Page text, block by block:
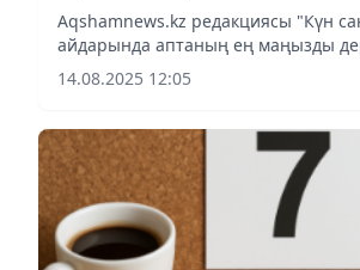
Аqshamnews.kz редакциясы "Күн
айдарында аптаның ең маңызды
шолу жасады.
14.08.2025 12:05